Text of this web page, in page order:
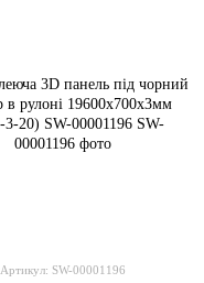
Артикул: SW-00001196